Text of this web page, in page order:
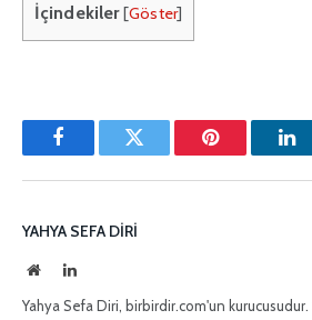
İçindekiler [Göster]
FacebookTwitter Pinterest'in
YAHYA SEFA DIRI
İnternetLinkedIn
Yahya Sefa Diri, birbirdir.com'un kurucusudur.